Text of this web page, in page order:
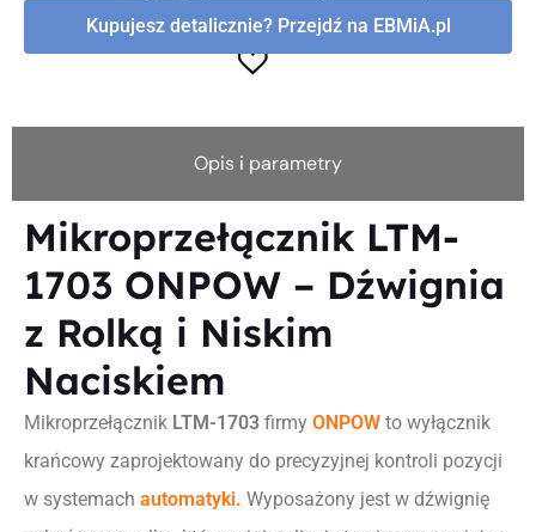
Kupujesz detalicznie? Przejdź na EBMiA.pl
Opis i parametry
Mikroprzełącznik LTM-
1703 ONPOW – Dźwignia
z Rolką i Niskim
Naciskiem
Mikroprzełącznik LTM-1703 firmy ONPOW to wyłącznik
krańcowy zaprojektowany do precyzyjnej kontroli pozycji
w systemach automatyki. Wyposażony jest w dźwignię